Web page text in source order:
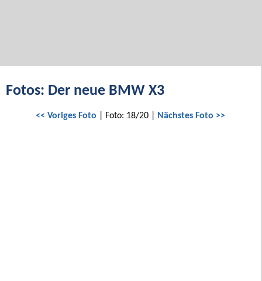
Fotos: Der neue BMW X3
<< Voriges Foto | Foto: 18/20 | Nächstes Foto >>